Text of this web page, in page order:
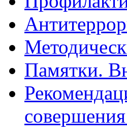
Памятки.